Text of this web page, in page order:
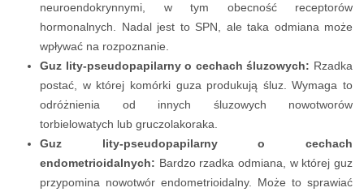
neuroendokrynnymi, w tym obecność receptorów
hormonalnych. Nadal jest to SPN, ale taka odmiana może
wpływać na rozpoznanie.
Guz lity-pseudopapilarny o cechach śluzowych: Rzadka
postać, w której komórki guza produkują śluz. Wymaga to
odróżnienia od innych śluzowych nowotworów
torbielowatych lub gruczolakoraka.
Guz lity-pseudopapilarny o cechach
endometrioidalnych: Bardzo rzadka odmiana, w której guz
przypomina nowotwór endometrioidalny. Może to sprawiać